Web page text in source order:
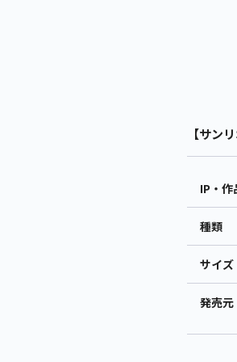
【サン
IP・作
種類
サイズ
発売元